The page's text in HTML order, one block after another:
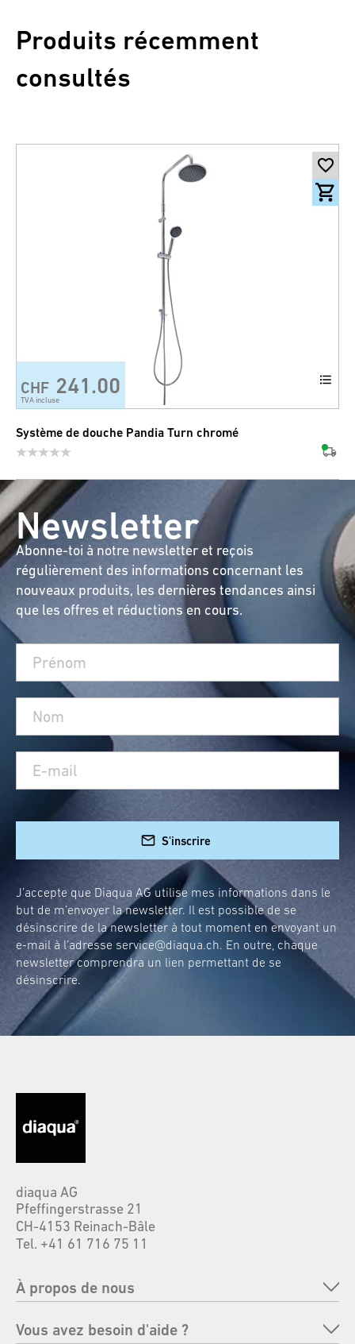
Produits récemment
consultés
CHF 241.00
TVA incluse
Système de douche Pandia Turn chromé
Newsletter
Abonne-toi à notre newsletter et reçois
régulièrement des informations concernant les
nouveaux produits, les dernières tendances ainsi
que les offres et réductions en cours.
S'inscrire
J’accepte que Diaqua AG utilise mes informations dans le
but de m’envoyer la newsletter. Il est possible de se
désinscrire de la newsletter à tout moment en envoyant un
e-mail à l’adresse service@diaqua.ch. En outre, chaque
newsletter comprendra un lien permettant de se
désinscrire.
diaqua AG
Pfeffingerstrasse 21
CH-4153 Reinach-Bâle
Tel. +41 61 716 75 11
À propos de nous
Entreprise
Vous avez besoin d'aide ?